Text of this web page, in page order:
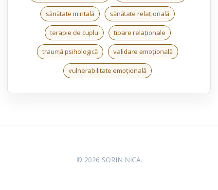
sănătate mintală sănătate relațională
terapie de cuplu tipare relaționale
traumă psihologică validare emoțională
vulnerabilitate emoțională